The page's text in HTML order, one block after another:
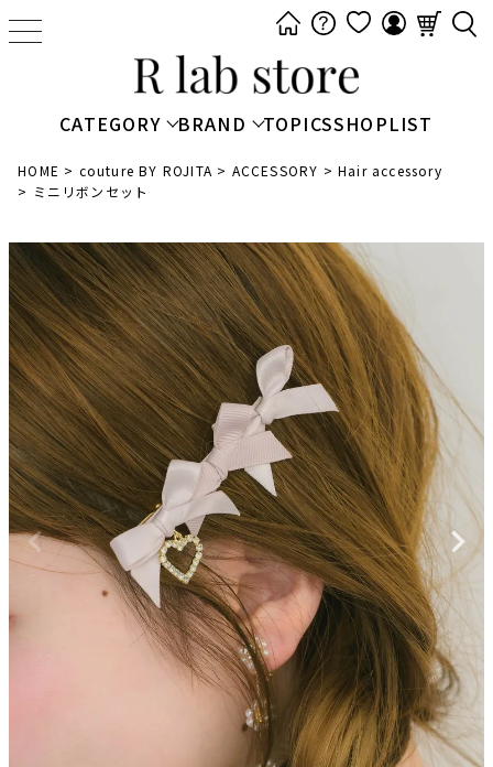
t
e
n
v
i
g
a
t
i
o
n
CATEGORY BRAND TOPICSSHOPLIST
HOME couture BY ROJITA ACCESSORY
Hair accessory
ミニリボンセット